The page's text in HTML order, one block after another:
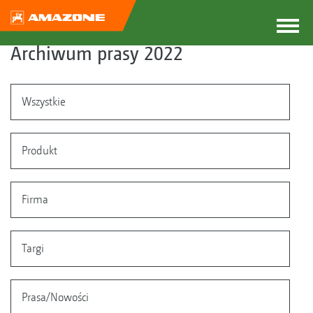
Archiwum prasy 2022
Wszystkie
Produkt
Firma
Targi
Prasa/Nowości